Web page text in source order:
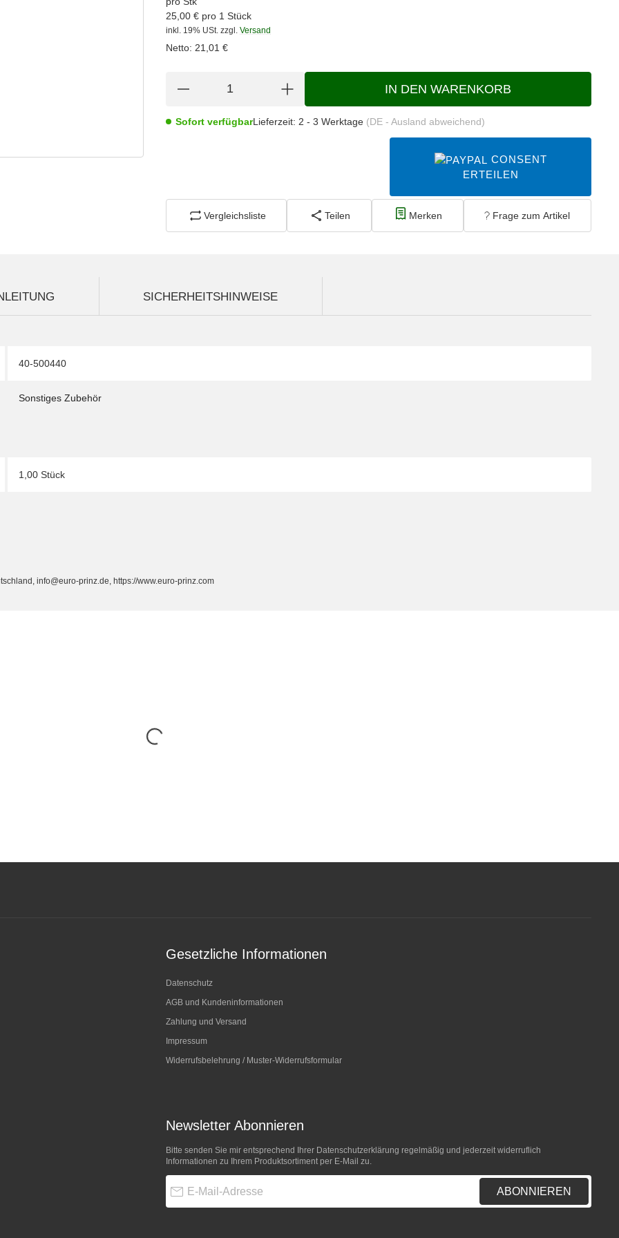
25,00 € pro 1 Stück
inkl. 19% USt. zzgl. Versand
Netto: 21,01 €
IN DEN WARENKORB
Sofort verfügbarLieferzeit: 2 - 3 Werktage (DE - Ausland abweichend)
CONSENT
ERTEILEN
Vergleichsliste Teilen Merken Frage zum Artikel
SICHERHEITSHINWEISE
40-500440
Sonstiges Zubehör
1,00 Stück
info@euro-prinz.de, https://www.euro-prinz.com
Gesetzliche Informationen
Datenschutz
AGB und Kundeninformationen
Zahlung und Versand
Impressum
Widerrufsbelehrung / Muster-Widerrufsformular
Newsletter Abonnieren
Bitte senden Sie mir entsprechend Ihrer Datenschutzerklärung regelmäßig und jederzeit widerruflich
Informationen zu Ihrem Produktsortiment per E-Mail zu.
ABONNIEREN